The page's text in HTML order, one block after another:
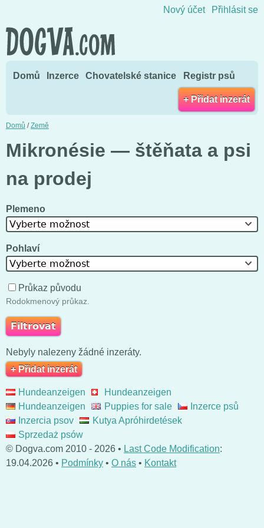
Nový účet Přihlásit se
Domů Inzerce Chovatelské stanice Registr psů
+ Přidat inzerát
Domů /Země
Mikronésie — štěňata a psi
na prodej
Plemeno
Vyberte možnost
Pohlaví
Vyberte možnost
Průkaz původu
Rodokmenový průkaz.
Nebyly nalezeny žádné inzeráty.
+ Přidat inzerát
Hundeanzeigen
Hundeanzeigen
Hundeanzeigen
Puppies for sale
Inzerce psů
Inzercia psov
Kutya Apróhirdetések
Sprzedaż psów
© Dogva.com 2010 - 2026 • Last Code Modification:
19.04.2026 • Podmínky • O nás • Kontakt